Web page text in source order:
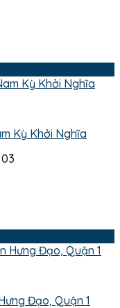
Kỳ Khởi Nghĩa
Đạo, Quận 1